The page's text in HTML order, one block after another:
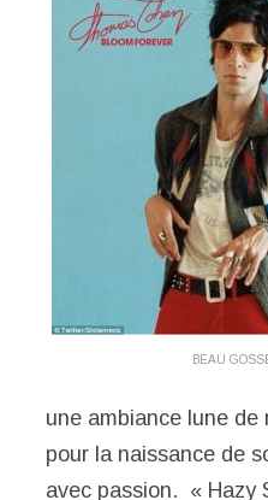
BEAU
une ambiance lune
pour la naissance de
avec passion. « Hazy